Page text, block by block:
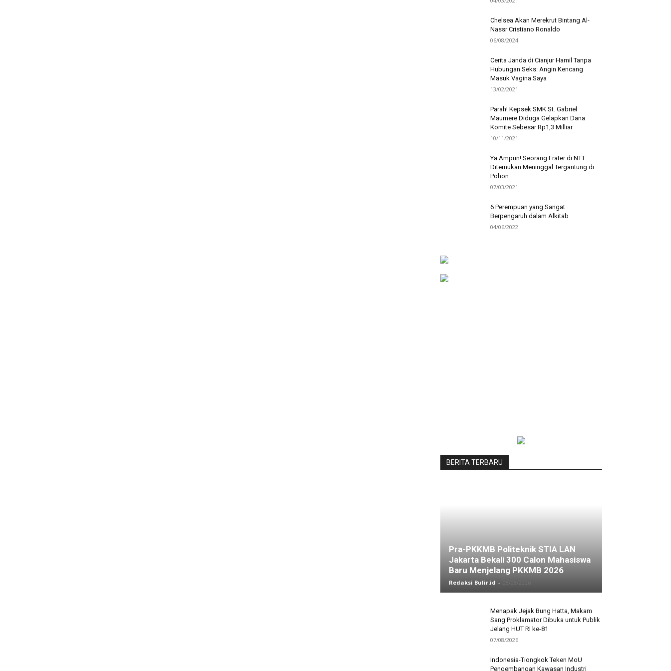
Chelsea Akan Merekrut Bintang Al-
Nassr Cristiano Ronaldo
06/08/2024
Cerita Janda di Cianjur Hamil Tanpa
Hubungan Seks: Angin Kencang
Masuk Vagina Saya
13/02/2021
Parah! Kepsek SMK St. Gabriel
Maumere Diduga Gelapkan Dana
Komite Sebesar Rp1,3 Milliar
10/11/2021
Ya Ampun! Seorang Frater di NTT
Ditemukan Meninggal Tergantung di
Pohon
07/03/2021
6 Perempuan yang Sangat
Berpengaruh dalam Alkitab
04/06/2022
BERITA TERBARU
Pra-PKKMB Politeknik STIA LAN
Jakarta Bekali 300 Calon Mahasiswa
Baru Menjelang PKKMB 2026
Redaksi Bulir.id -
Menapak Jejak Bung Hatta, Makam
Sang Proklamator Dibuka untuk Publik
Jelang HUT RI ke-81
07/08/2026
Indonesia-Tiongkok Teken MoU
Pengembangan Kawasan Industri